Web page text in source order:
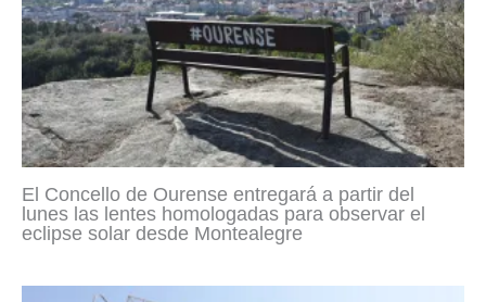
El Concello de Ourense entregará a partir del
lunes las lentes homologadas para observar el
eclipse solar desde Montealegre